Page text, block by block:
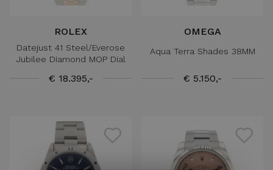
ROLEX
Datejust 41 Steel/Everose
Jubilee Diamond MOP Dial
€ 18.395,-
OMEGA
Aqua Terra Shades 38MM
€ 5.150,-